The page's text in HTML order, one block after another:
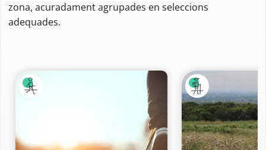
zona, acuradament agrupades en seleccions
adequades.